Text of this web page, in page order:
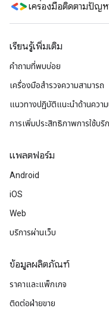
เครื่องมือติดตามปัญห
เรียนรู้เพิ่มเติม
คำถามที่พบบ่อย
เครื่องมือสำรวจความสามารถ
แนวทางปฏิบัติแนะนําด้านควา
การเพิ่มประสิทธิภาพการใช้บริ
แพลตฟอร์ม
Android
iOS
Web
บริการผ่านเว็บ
ข้อมูลผลิตภัณฑ์
ราคาและแพ็กเกจ
ติดต่อฝ่ายขาย